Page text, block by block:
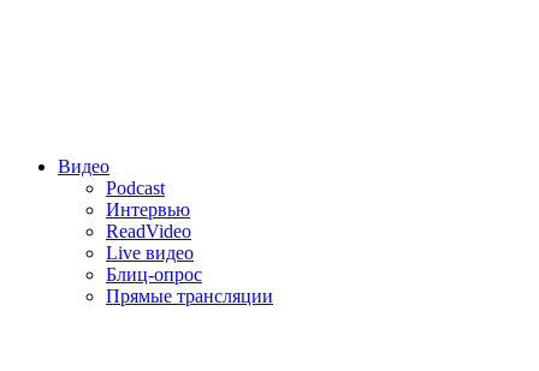
Видео
Podcast
Интервью
ReadVideo
Live видео
Блиц-опрос
Прямые трансляции